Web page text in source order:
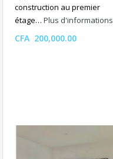
construction au premier
étage… Plus d'informations
CFA 200,000.00